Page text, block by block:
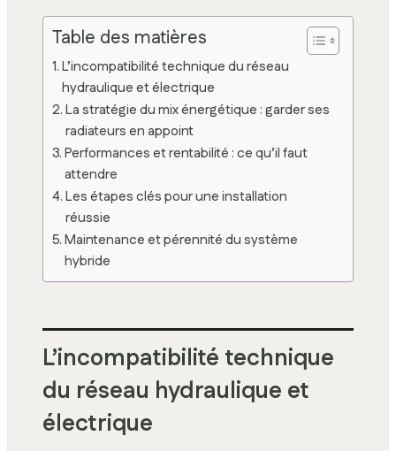
Table des matières
L’incompatibilité technique du réseau
hydraulique et électrique
La stratégie du mix énergétique : garder ses
radiateurs en appoint
Performances et rentabilité : ce qu’il faut
attendre
Les étapes clés pour une installation
réussie
Maintenance et pérennité du système
hybride
L’incompatibilité technique
du réseau hydraulique et
électrique